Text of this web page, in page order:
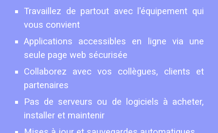
Travaillez de partout avec l'équipement qui
vous convient
Applications accessibles en ligne via une
seule page web sécurisée
Collaborez avec vos collègues, clients et
partenaires
Pas de serveurs ou de logiciels à acheter,
installer et maintenir